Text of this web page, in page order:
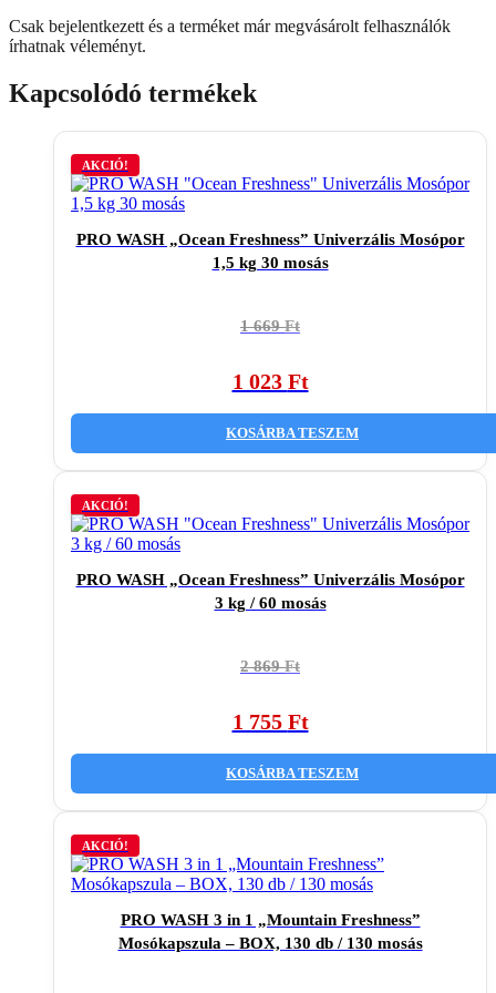
Csak bejelentkezett és a terméket már megvásárolt felhasználók
írhatnak véleményt.
Kapcsolódó termékek
AKCIÓ!
PRO WASH „Ocean Freshness” Univerzális Mosópor
1,5 kg 30 mosás
1 669Ft
Original
1
669 Ft.
1 023 Ft
Current
1
023 Ft.
KOSÁRBA TESZEM
AKCIÓ!
PRO WASH „Ocean Freshness” Univerzális Mosópor
3 kg / 60 mosás
2 869Ft
Original
2
869 Ft.
1 755 Ft
Current
1
755 Ft.
KOSÁRBA TESZEM
AKCIÓ!
PRO WASH 3 in 1 „Mountain Freshness”
Mosókapszula – BOX, 130 db / 130 mosás